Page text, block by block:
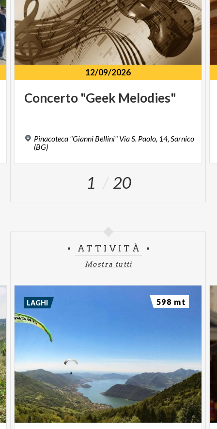
12/09/2026
Concerto "Geek Melodies"
Pinacoteca "Gianni Bellini" Via S. Paolo, 14, Sarnico
(BG)
1 20
ATTIVITÀ
Mostra tutti
LAGHI 598 mt